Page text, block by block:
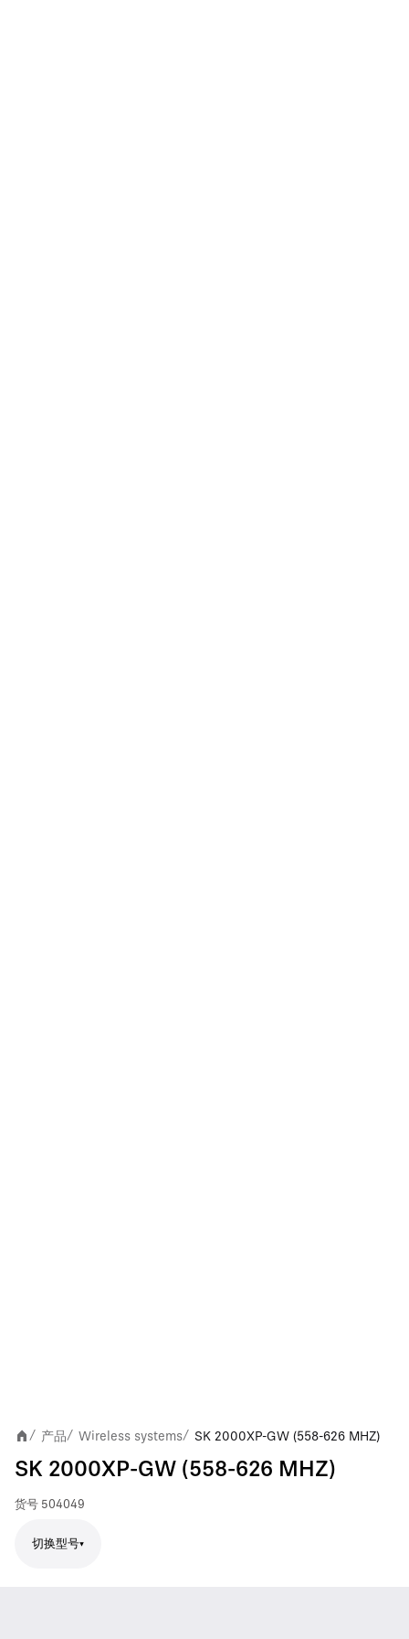
/ 产品/ Wireless systems/ SK 2000XP-GW (558-626 MHZ)
SK 2000XP-GW (558-626 MHZ)
货号 504049
切换型号